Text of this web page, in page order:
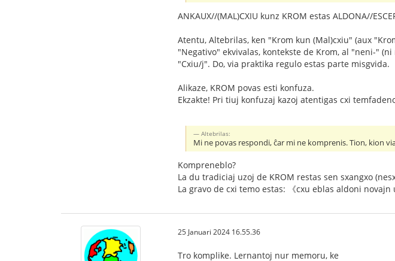
ANKAUX//(MAL)CXIU kunz KROM estas ALDONA//
Atentu, Altebrilas, ken "Krom kun (Mal)cxiu" (aux
"Negativo" ekvivalas, kontekste de Krom, al "neni-"
"Cxiu/j". Do, via praktika regulo estas parte misgvida.
Alikaze, KROM povas esti konfuza.
Ekzakte! Pri tiuj konfuzaj kazoj atentigas cxi
Altebrilas:
Mi ne povas respondi, ĉar mi ne komprenis. Tion, kion
Kompreneblo?
La du tradiciaj uzoj de KROM restas sen sxangxo
La gravo de cxi temo estas: 《cxu eblas aldoni
25 Januari 2024 16.55.36
Tro komplike. Lernantoj nur memoru, ke